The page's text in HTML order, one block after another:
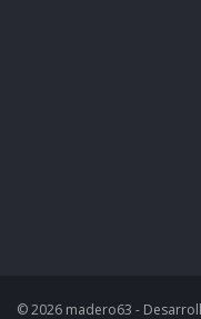
© 2026 madero63 -